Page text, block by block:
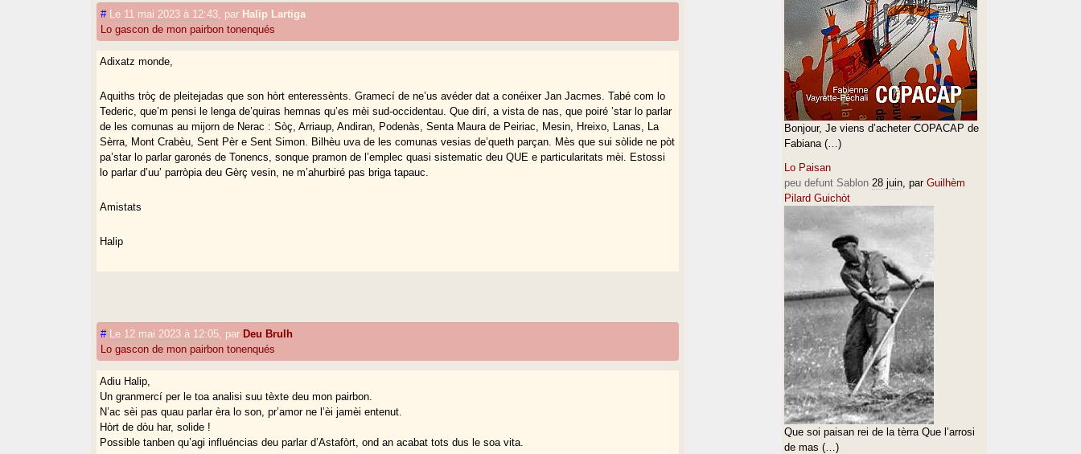
# Le 11 mai 2023 à 12:43 par Halip Lartiga
Lo gascon de mon pairbon tonenqués
Adixatz monde,
Aquiths tròç de pleitejadas que son hòrt enteressènts. Gramecí de ne’us avéder dat a conéixer Jan Jacmes. Tabé com lo
Tederic, que’m pensi le lenga de’quiras hemnas qu’es mèi sud-occidentau. Que dirí, a vista de nas, que poiré ’star lo parlar
de les comunas au mijorn de Nerac : Sòç, Arriaup, Andiran, Podenàs, Senta Maura de Peiriac, Mesin, Hreixo, Lanas, La
Sèrra, Mont Crabèu, Sent Pèr e Sent Simon. Bilhèu uva de les comunas vesias de’queth parçan. Mès que sui sòlide ne pòt
pa’star lo parlar garonés de Tonencs, sonque pramon de l’emplec quasi sistematic deu QUE e particularitats mèi. Estossi
lo parlar d’uu’ parròpia deu Gèrç vesin, ne m’ahurbiré pas briga tapauc.
Amistats
Halip
# Le 12 mai 2023 à 12:05 par Deu Brulh
Lo gascon de mon pairbon tonenqués
Adiu Halip,
Un granmercí per le toa analisi suu tèxte deu mon pairbon.
N’ac sèi pas quau parlar èra lo son, pr’amor ne l’èi jamèi entenut.
Hòrt de dòu har, solide !
Possible tanben qu’agi influéncias deu parlar d’Astafòrt, ond an acabat tots dus le soa vita.
Bonjour, Je viens d’acheter COPACAP de
Fabiana (…)
Lo Paisan
peu defunt Sablon 28 juin, par Guilhèm
Pilard Guichòt
Que soi paisan rei de la tèrra Que l’arrosi
de mas (…)